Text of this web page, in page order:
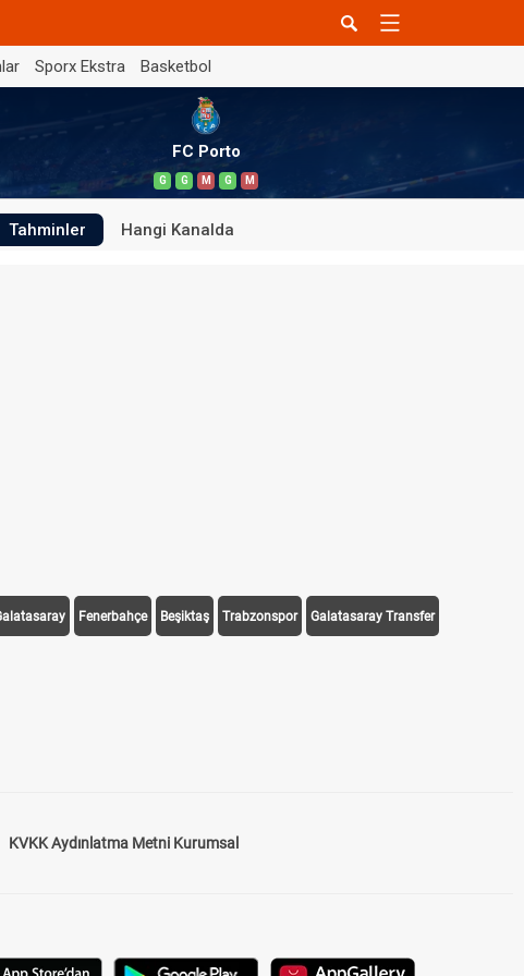
Sporx Ekstra Basketbol
FC Porto
G G M G M
Tahminler Hangi Kanalda
Fenerbahçe Beşiktaş Trabzonspor Galatasaray Transfer
KVKK Aydınlatma Metni Kurumsal